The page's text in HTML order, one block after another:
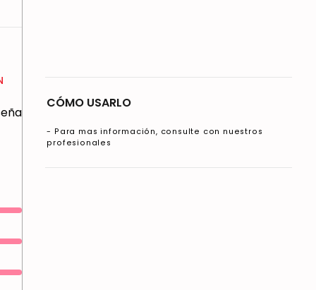
CÓMO USARLO
- Para mas información, consulte con nuestros
profesionales